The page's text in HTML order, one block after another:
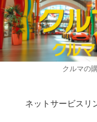
クルマの
ネットサービスリ